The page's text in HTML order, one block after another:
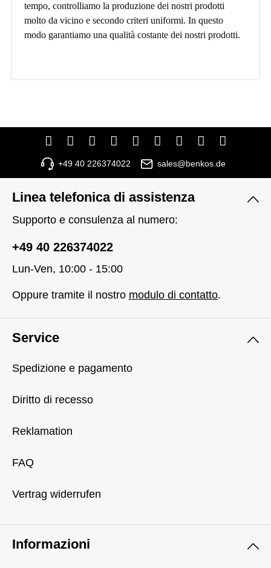
tempo, controlliamo la produzione dei nostri prodotti
molto da vicino e secondo criteri uniformi. In questo
modo garantiamo una qualità costante dei nostri prodotti.
+49 40 226374022 sales@benkos.de
Linea telefonica di assistenza
Supporto e consulenza al numero:
+49 40 226374022
Lun-Ven, 10:00 - 15:00
Oppure tramite il nostro modulo di contatto.
Service
Spedizione e pagamento
Diritto di recesso
Reklamation
FAQ
Vertrag widerrufen
Informazioni